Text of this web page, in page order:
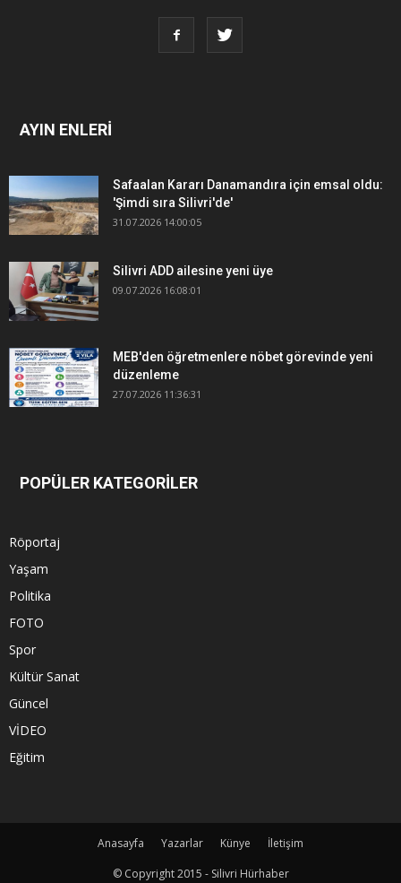
AYIN ENLERİ
Safaalan Kararı Danamandıra için emsal oldu:
'Şimdi sıra Silivri'de'
31.07.2026 14:00:05
Silivri ADD ailesine yeni üye
09.07.2026 16:08:01
MEB'den öğretmenlere nöbet görevinde yeni
düzenleme
27.07.2026 11:36:31
POPÜLER KATEGORİLER
Röportaj
Yaşam
Politika
FOTO
Spor
Kültür Sanat
Güncel
VİDEO
Eğitim
Anasayfa Yazarlar Künye
İletişim
© Copyright 2015 - Silivri Hürhaber